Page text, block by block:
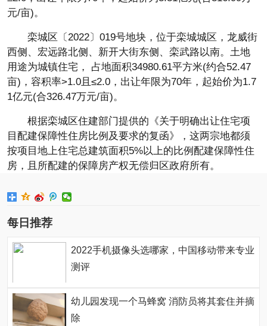
元/亩)。
栾城区〔2022〕019号地块，位于栾城城区，龙威街
西侧、宏远路北侧、新开大街东侧、栾武路以南。土地
用途为城镇住宅， 占地面积34980.61平方米(约合52.47
亩)，容积率>1.0且≤2.0，出让年限为70年，起始价为1.7
1亿元(合326.47万元/亩)。
根据栾城区住建部门提供的《关于明确出让住宅项
目配建保障性住房比例及要求的复函》，这两宗地都须
按项目地上住宅总建筑面积5%以上的比例配建保障性住
房，且所配建的保障房产权无偿归区政府所有。
每日推荐
2022手机摄像头选哪家，中国移动带来专业
测评
幼儿园发现一个马蜂窝 消防员将其套住并摘
除